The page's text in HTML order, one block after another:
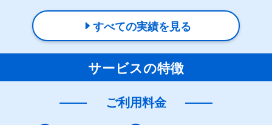
すべての実績を見る
サービスの特徴
ご利用料金